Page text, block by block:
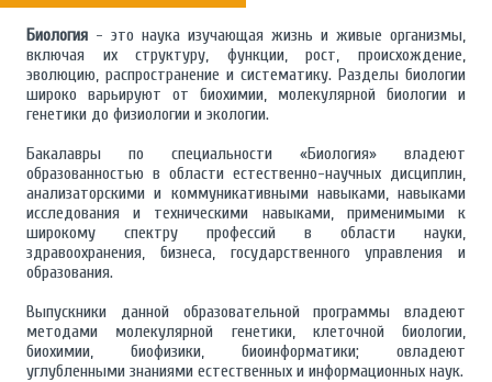
Биология - это наука изучающая жизнь и живые организмы,
включая их структуру, функции, рост, происхождение,
эволюцию, распространение и систематику. Разделы биологии
широко варьируют от биохимии, молекулярной биологии и
генетики до физиологии и экологии.
Бакалавры по специальности «Биология» владеют
образованностью в области естественно-научных дисциплин,
анализаторскими и коммуникативными навыками, навыками
исследования и техническими навыками, применимыми к
широкому спектру профессий в области науки,
здравоохранения, бизнеса, государственного управления и
образования.
Выпускники данной образовательной программы владеют
методами молекулярной генетики, клеточной биологии,
биохимии, биофизики, биоинформатики; овладеют
углубленными знаниями естественных и информационных наук.